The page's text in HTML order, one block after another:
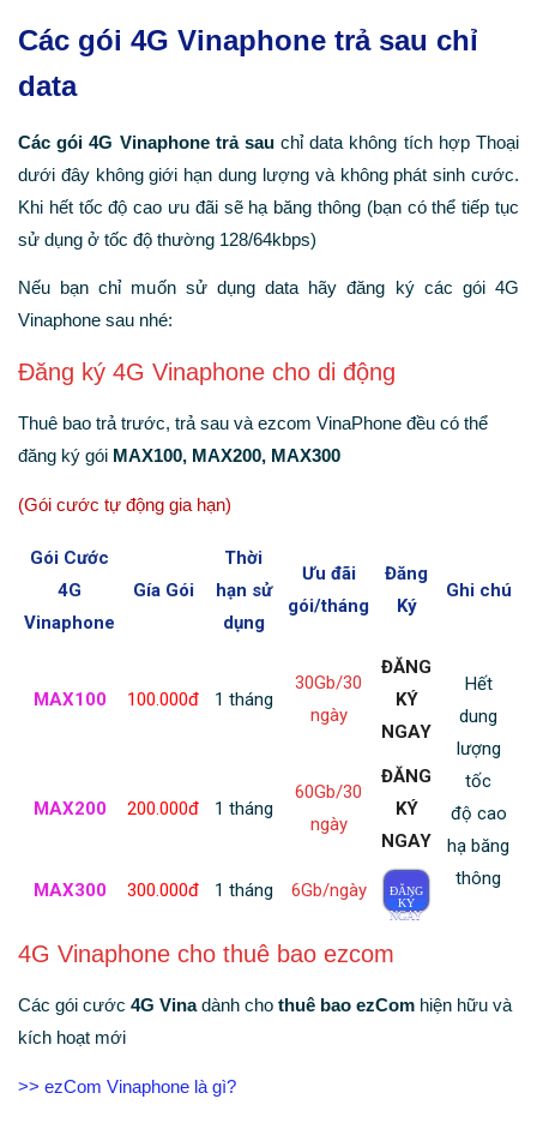
Các gói 4G Vinaphone trả sau chỉ
data
Các gói 4G Vinaphone trả sauchỉ data không tích hợp Thoại
dưới đây không giới hạn dung lượng và không phát sinh cước.
Khi hết tốc độ cao ưu đãi sẽ hạ băng thông (bạn có thể tiếp tục
sử dụng ở tốc độ thường 128/64kbps)
Nếu bạn chỉ muốn sử dụng data hãy đăng ký các gói 4G
Vinaphone sau nhé:
Đăng ký 4G Vinaphone cho di động
Thuê bao trả trước, trả sau và ezcom VinaPhone đều có thể
đăng ký gói MAX100, MAX200, MAX300
(Gói cước tự động gia hạn)
Gói Cước
4G
Vinaphone
Gía Gói
Thời
hạn sử
dụng
Ưu đãi
gói/tháng
Đăng
Ký
Ghi chú
MAX100 100.000đ 1 tháng
30Gb/30
ngày
ĐĂNG
KÝ
NGAY
Hết
dung
lượng
tốc
độ cao
hạ băng
thông
MAX200 200.000đ 1 tháng
60Gb/30
ngày
ĐĂNG
KÝ
NGAY
MAX300 300.000đ 1 tháng 6Gb/ngày
ĐĂNG
KÝ
NGAY
4G Vinaphone cho thuê bao ezcom
Các gói cước 4G Vinadành cho thuê bao ezCom hiện hữu và
kích hoạt mới
>> ezCom Vinaphone là gì?